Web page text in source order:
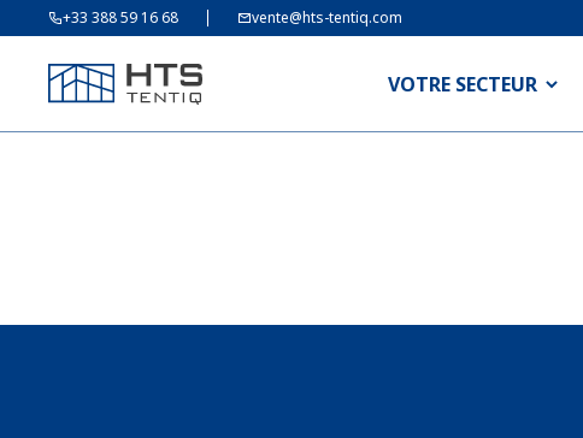
+33 388 59 16 68 vente@hts-tentiq.com
VOTRE SECTEUR